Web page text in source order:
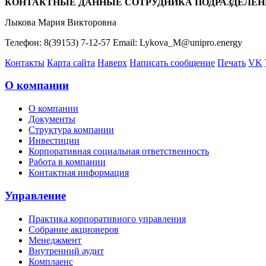
Лыкова Мария Викторовна
Телефон: 8(39153) 7-12-57 Email: Lykova_M@unipro.energy
Контакты Карта сайта Наверх Написать сообщение Печать VK
О компании
О компании
Документы
Структура компании
Инвестиции
Корпоративная социальная ответственность
Работа в компании
Контактная информация
Управление
Практика корпоративного управления
Собрание акционеров
Менеджмент
Внутренний аудит
Комплаенс